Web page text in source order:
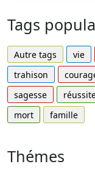
Tags
Autre tags vie
trahison
sagesse
mort
famille
Thémes